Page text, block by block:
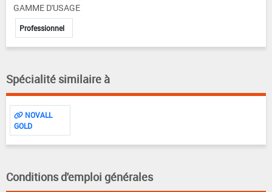
GAMME D'USAGE
Professionnel
Spécialité similaire à
NOVALL
GOLD
Conditions d'emploi générales